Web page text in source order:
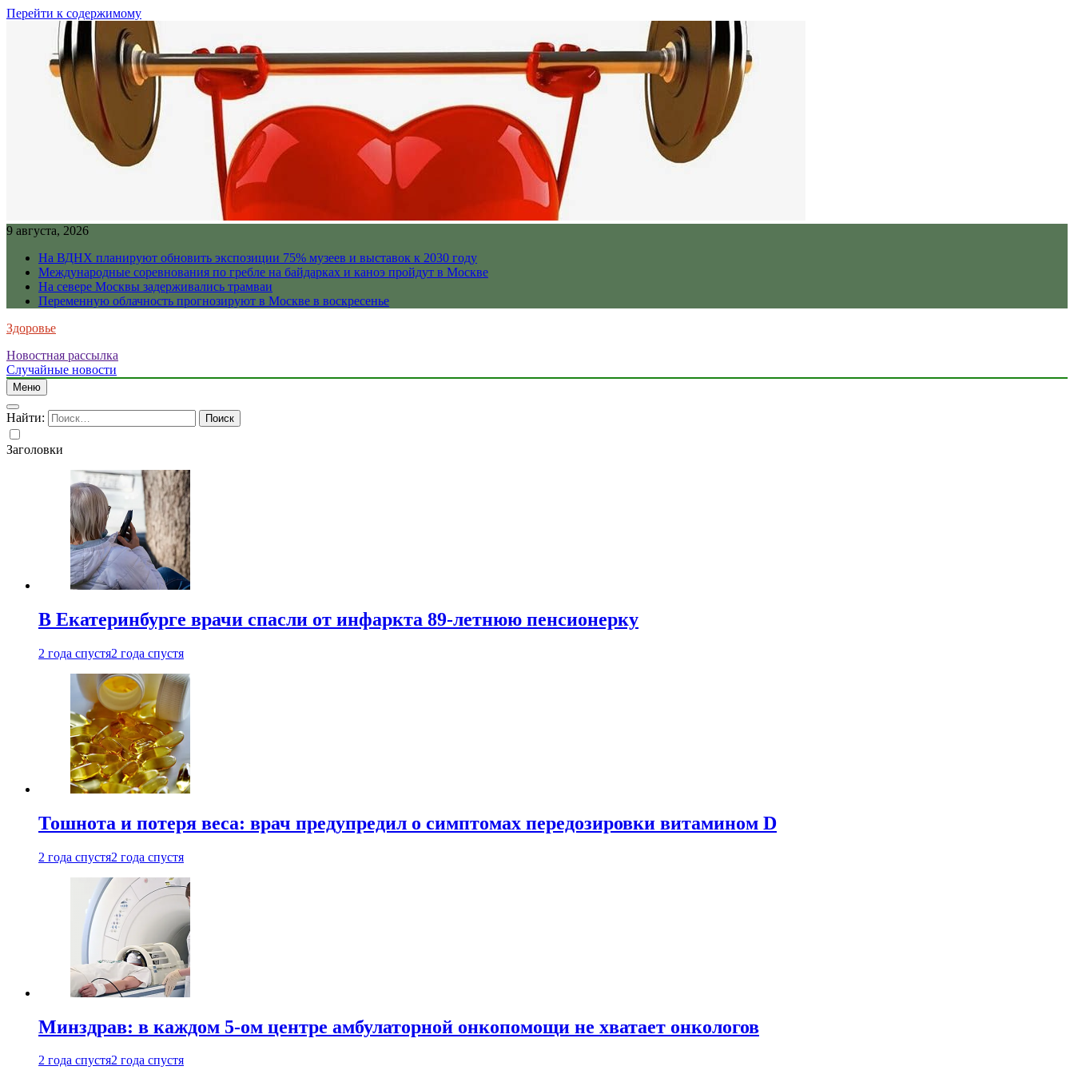
Перейти к содержимому
9 августа, 2026
На ВДНХ планируют обновить экспозиции 75% музеев и выставок к 2030 году
Международные соревнования по гребле на байдарках и каноэ пройдут в Москве
На севере Москвы задерживались трамваи
Переменную облачность прогнозируют в Москве в воскресенье
Здоровье
Новостная рассылка
Случайные новости
Меню
Найти:
Заголовки
В Екатеринбурге врачи спасли от инфаркта 89-летнюю пенсионерку
2 года спустя2 года спустя
Тошнота и потеря веса: врач предупредил о симптомах передозировки витамином D
2 года спустя2 года спустя
Минздрав: в каждом 5-ом центре амбулаторной онкопомощи не хватает онкологов
2 года спустя2 года спустя